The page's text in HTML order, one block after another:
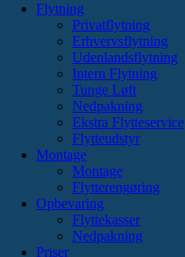
Flytning
Privatflytning
Erhvervsflytning
Udenlandsflytning
Intern Flytning
Tunge Løft
Nedpakning
Ekstra Flytteservice
Flytteudstyr
Montage
Montage
Flytterengøring
Opbevaring
Flyttekasser
Nedpakning
Priser